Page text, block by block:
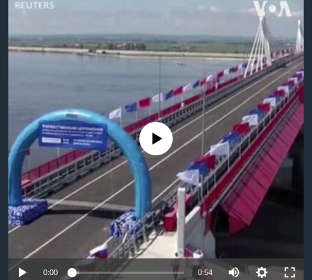
ကျော်
ရန်
စာမျက်နှာ
ကျော်
ကြည့်
ရန်
ရှာဖွေ
ရန်
သို့
မကြေးမုံရဲ့ အင်္ဂလိပ်စာ
ရေဒီယို
ရေဒီယိုနှင့်ရုပ်သံ အချက်အလက်များ
ဗွီအိုအေ လူမှုကွန်ယက်များ
ဘာသာစကားများ
No media source currently available
0:00 0:54